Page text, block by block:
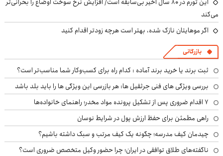
می‌کند
اگر موهایتان نازک شده، بهتر است هرچه زودتر اقدام کنید
بازرگانی
ثبت برند یا خرید برند آماده : کدام راه برای کسب‌وکار شما مناسب‌تر است؟
بررسی ویژگی های فنی جرثقیل ها: هر بازرسی این ویژگی ها را باید بلد باشد
۷ اقدام ضروری پس از تشکیل پرونده مواد مخدر؛ راهنمای خانواده‌ها
راهی مطمئن برای حفظ ارزش پول در شرایط نوسان
چیدمان کیف مدرسه؛ چگونه یک کیف مرتب و سبک داشته باشیم؟
ناگفته‌های طلاق توافقی در ایران؛ چرا حضور وکیل متخصص ضروری است؟